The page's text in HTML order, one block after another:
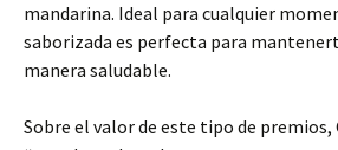
mandarina. Ideal para cualquier
saborizada es perfecta para
manera saludable.
Sobre el valor de este tipo de